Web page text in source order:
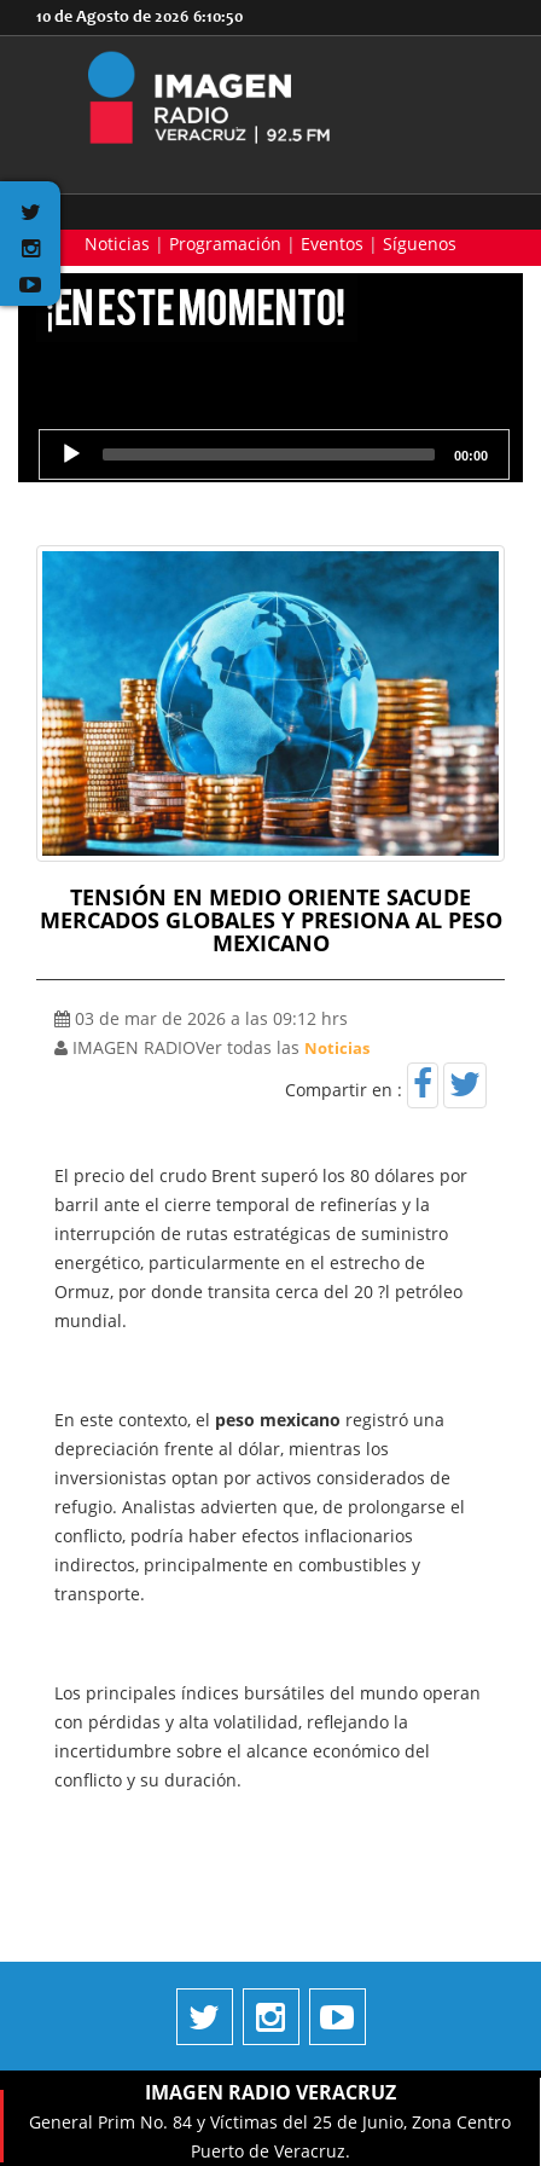
10 de Agosto de 2026 6:10:50
Noticias | Programación | Eventos | Síguenos
Reproductor 00:00
TENSIÓN EN MEDIO ORIENTE SACUDE
MERCADOS GLOBALES Y PRESIONA AL PESO
MEXICANO
03 de mar de 2026 a las 09:12 hrs
IMAGEN RADIOVer todas las Noticias
Compartir en :
El precio del crudo Brent superó los 80 dólares por
barril ante el cierre temporal de refinerías y la
interrupción de rutas estratégicas de suministro
energético, particularmente en el estrecho de
Ormuz, por donde transita cerca del 20 ?l petróleo
mundial.
En este contexto, el peso mexicano registró una
depreciación frente al dólar, mientras los
inversionistas optan por activos considerados de
refugio. Analistas advierten que, de prolongarse el
conflicto, podría haber efectos inflacionarios
indirectos, principalmente en combustibles y
transporte.
Los principales índices bursátiles del mundo operan
con pérdidas y alta volatilidad, reflejando la
incertidumbre sobre el alcance económico del
conflicto y su duración.
IMAGEN RADIO VERACRUZ
General Prim No. 84 y Víctimas del 25 de Junio, Zona Centro
Puerto de Veracruz.